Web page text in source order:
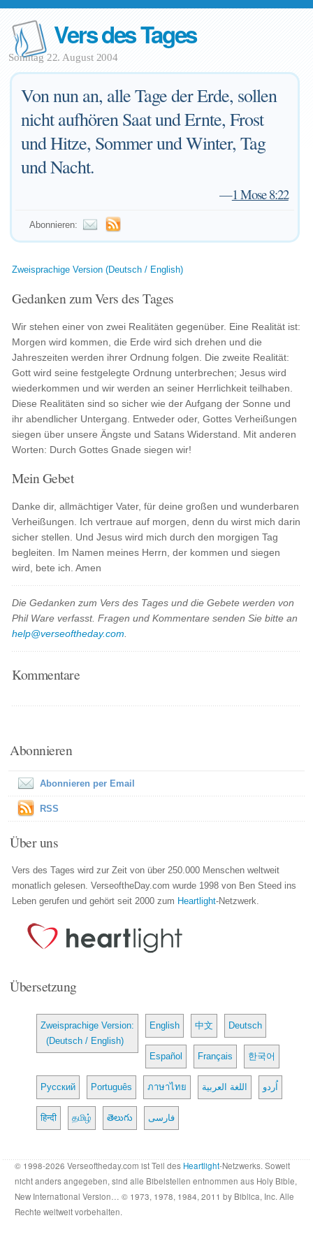
Vers des Tages
Sonntag 22. August 2004
Von nun an, alle Tage der Erde, sollen
nicht aufhören Saat und Ernte, Frost
und Hitze, Sommer und Winter, Tag
und Nacht.
—1 Mose 8:22
Abonnieren:
Zweisprachige Version (Deutsch / English)
Gedanken zum Vers des Tages
Wir stehen einer von zwei Realitäten gegenüber. Eine Realität ist:
Morgen wird kommen, die Erde wird sich drehen und die
Jahreszeiten werden ihrer Ordnung folgen. Die zweite Realität:
Gott wird seine festgelegte Ordnung unterbrechen; Jesus wird
wiederkommen und wir werden an seiner Herrlichkeit teilhaben.
Diese Realitäten sind so sicher wie der Aufgang der Sonne und
ihr abendlicher Untergang. Entweder oder, Gottes Verheißungen
siegen über unsere Ängste und Satans Widerstand. Mit anderen
Worten: Durch Gottes Gnade siegen wir!
Mein Gebet
Danke dir, allmächtiger Vater, für deine großen und wunderbaren
Verheißungen. Ich vertraue auf morgen, denn du wirst mich darin
sicher stellen. Und Jesus wird mich durch den morgigen Tag
begleiten. Im Namen meines Herrn, der kommen und siegen
wird, bete ich. Amen
Die Gedanken zum Vers des Tages und die Gebete werden von
Phil Ware verfasst. Fragen und Kommentare senden Sie bitte an
help@verseoftheday.com
Kommentare
Abonnieren
Abonnieren per Email
RSS
Über uns
Vers des Tages wird zur Zeit von über 250.000 Menschen weltweit
monatlich gelesen. VerseoftheDay.com wurde 1998 von Ben Steed ins
Leben gerufen und gehört seit 2000 zum Heartlight-Netzwerk.
Übersetzung
Zweisprachige Version:
(Deutsch / English)
English 中文 Deutsch
Español Français 한국어
Русский Português ภาษาไทย اللغة العربية اُردو
हिन्दी தமிழ் తెలుగు فارسی
© 1998-2026 Verseoftheday.com ist Teil des Heartlight-Netzwerks. Soweit
nicht anders angegeben, sind alle Bibelstellen entnommen aus Holy Bible,
New International Version… © 1973, 1978, 1984, 2011 by Biblica, Inc. Alle
Rechte weltweit vorbehalten.